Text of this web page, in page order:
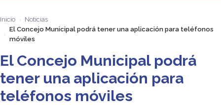
Inicio
Noticias
El Concejo Municipal podrá tener una aplicación para teléfonos
móviles
El Concejo Municipal podrá
tener una aplicación para
teléfonos móviles